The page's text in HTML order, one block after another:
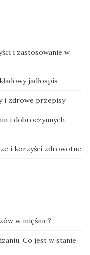
i zastosowanie w
jadłospis
i zdrowe przepisy
i dobroczynnych
i korzyści zdrowotne
w mięśnie?
Co jest w stanie